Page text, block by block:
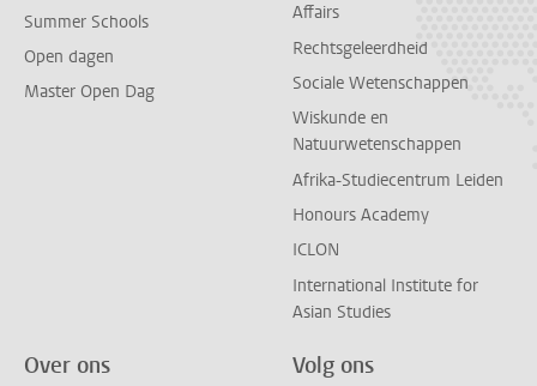
Summer Schools
Open dagen
Master Open Dag
Affairs
Rechtsgeleerdheid
Sociale Wetenschappen
Wiskunde en
Natuurwetenschappen
Afrika-Studiecentrum Leiden
Honours Academy
ICLON
International Institute for
Asian Studies
Over ons Volg ons